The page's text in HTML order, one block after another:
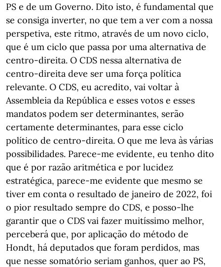
PS e de um Governo. Dito isto, é fundamental que
se consiga inverter, no que tem a ver com a nossa
perspetiva, este ritmo, através de um novo ciclo,
que é um ciclo que passa por uma alternativa de
centro-direita. O CDS nessa alternativa de
centro-direita deve ser uma força política
relevante. O CDS, eu acredito, vai voltar à
Assembleia da República e esses votos e esses
mandatos podem ser determinantes, serão
certamente determinantes, para esse ciclo
político de centro-direita. O que me leva às várias
possibilidades. Parece-me evidente, eu tenho dito
que é por razão aritmética e por lucidez
estratégica, parece-me evidente que mesmo se
tiver em conta o resultado de janeiro de 2022, foi
o pior resultado sempre do CDS, e posso-lhe
garantir que o CDS vai fazer muitíssimo melhor,
perceberá que, por aplicação do método de
Hondt, há deputados que foram perdidos, mas
que nesse somatório seriam ganhos, quer ao PS,